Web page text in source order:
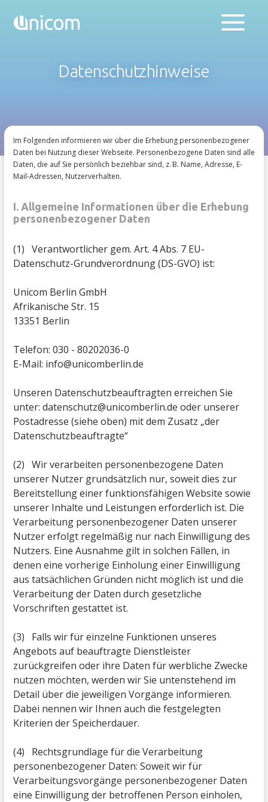
Datenschutzhinweise
Im Folgenden informieren wir über die Erhebung personenbezogener
Daten bei Nutzung dieser Webseite. Personenbezogene Daten sind alle
Daten, die auf Sie persönlich beziehbar sind, z. B. Name, Adresse, E-
Mail-Adressen, Nutzerverhalten.
I. Allgemeine Informationen über die Erhebung
personenbezogener Daten
(1) Verantwortlicher gem. Art. 4 Abs. 7 EU-
Datenschutz-Grundverordnung (DS-GVO) ist:
Unicom Berlin GmbH
Afrikanische Str. 15
13351 Berlin
Telefon: 030 - 80202036-0
E-Mail: info@unicomberlin.de
Unseren Datenschutzbeauftragten erreichen Sie
unter: datenschutz@unicomberlin.de oder unserer
Postadresse (siehe oben) mit dem Zusatz „der
Datenschutzbeauftragte“
(2) Wir verarbeiten personenbezogene Daten
unserer Nutzer grundsätzlich nur, soweit dies zur
Bereitstellung einer funktionsfähigen Website sowie
unserer Inhalte und Leistungen erforderlich ist. Die
Verarbeitung personenbezogener Daten unserer
Nutzer erfolgt regelmäßig nur nach Einwilligung des
Nutzers. Eine Ausnahme gilt in solchen Fällen, in
denen eine vorherige Einholung einer Einwilligung
aus tatsächlichen Gründen nicht möglich ist und die
Verarbeitung der Daten durch gesetzliche
Vorschriften gestattet ist.
(3) Falls wir für einzelne Funktionen unseres
Angebots auf beauftragte Dienstleister
zurückgreifen oder ihre Daten für werbliche Zwecke
nutzen möchten, werden wir Sie untenstehend im
Detail über die jeweiligen Vorgänge informieren.
Dabei nennen wir Ihnen auch die festgelegten
Kriterien der Speicherdauer.
(4) Rechtsgrundlage für die Verarbeitung
personenbezogener Daten: Soweit wir für
Verarbeitungsvorgänge personenbezogener Daten
eine Einwilligung der betroffenen Person einholen,